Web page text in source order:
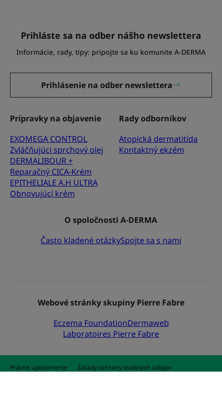
Prihláste sa na odber nášho newslettera
Informácie, rady, tipy: pripojte sa ku komunite A-DERMA
Prihlásenie na odber newslettera
Prípravky na objavenie
EXOMEGA CONTROL
Zvláčňujúci sprchový olej
DERMALIBOUR +
Reparačný CICA-Krém
EPITHELIALE A.H ULTRA
Obnovujúcí krém
Rady odborníkov
Atopická dermatitída
Kontaktný ekzém
O spoločnosti A-DERMA
Často kladené otázkySpojte sa s nami
Webové stránky skupiny Pierre Fabre
Eczema FoundationDermaweb
Laboratoires Pierre Fabre
Právne upozornenie
Zásady ochrany osobných údajov